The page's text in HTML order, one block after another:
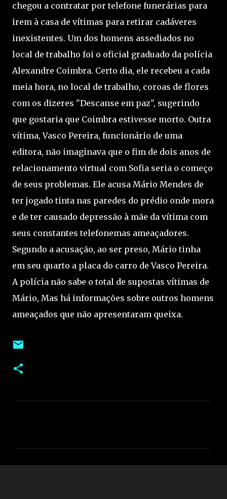
chegou a contratar por telefone funerárias para
irem à casa de vítimas para retirar cadáveres
inexistentes. Um dos homens assediados no
local de trabalho foi o oficial graduado da polícia
Alexandre Coimbra. Certo dia, ele recebeu a cada
meia hora, no local de trabalho, coroas de flores
com os dizeres "Descanse em paz", sugerindo
que gostaria que Coimbra estivesse morto. Outra
vítima, Vasco Pereira, funcionário de uma
editora, não imaginava que o fim de dois anos de
relacionamento virtual com Sofia seria o começo
de seus problemas. Ele acusa Mário Mendes de
ter jogado tinta nas paredes do prédio onde mora
e de ter causado depressão à mãe da vítima com
seus constantes telefonemas ameaçadores.
Segundo a acusação, ao ser preso, Mário tinha
em seu quarto a placa do carro de Vasco Pereira.
A polícia não sabe o total de supostas vítimas de
Mário, Mas há informações sobre outros homens
ameaçados que não apresentaram queixa.